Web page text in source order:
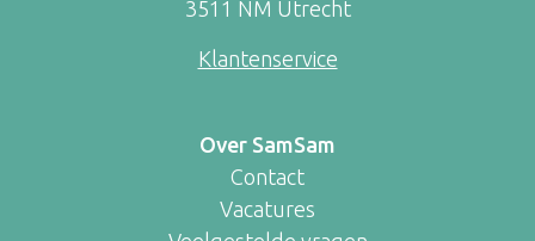
3511 NM Utrecht
Klantenservice
Over SamSam
Contact
Vacatures